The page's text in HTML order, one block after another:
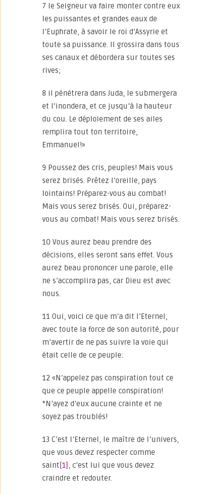
7 le Seigneur va faire monter contre eux
les puissantes et grandes eaux de
l’Euphrate, à savoir le roi d’Assyrie et
toute sa puissance. Il grossira dans tous
ses canaux et débordera sur toutes ses
rives;
8 il pénétrera dans Juda, le submergera
et l’inondera, et ce jusqu’à la hauteur
du cou. Le déploiement de ses ailes
remplira tout ton territoire,
Emmanuel!»
9 Poussez des cris, peuples! Mais vous
serez brisés. Prêtez l’oreille, pays
lointains! Préparez-vous au combat!
Mais vous serez brisés. Oui, préparez-
vous au combat! Mais vous serez brisés.
10 Vous aurez beau prendre des
décisions, elles seront sans effet. Vous
aurez beau prononcer une parole, elle
ne s’accomplira pas, car Dieu est avec
nous.
11 Oui, voici ce que m’a dit l’Eternel,
avec toute la force de son autorité, pour
m’avertir de ne pas suivre la voie qui
était celle de ce peuple:
12 «N’appelez pas conspiration tout ce
que ce peuple appelle conspiration!
*N’ayez d’eux aucune crainte et ne
soyez pas troublés!
13 C’est l’Eternel, le maître de l’univers,
que vous devez respecter comme
saint [1] , c’est lui que vous devez
craindre et redouter.